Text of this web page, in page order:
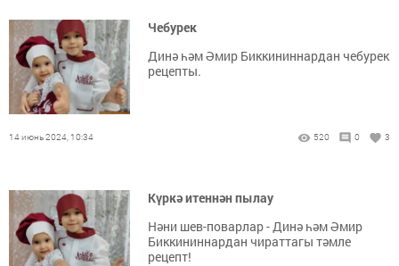
Чебурек
Динә һәм Әмир Биккининнардан чебурек
рецепты.
14 июнь 2024, 10:34 520 0 3
Күркә итеннән пылау
Нәни шев-поварлар - Динә һәм Әмир
Биккининнардан чираттагы тәмле
рецепт!